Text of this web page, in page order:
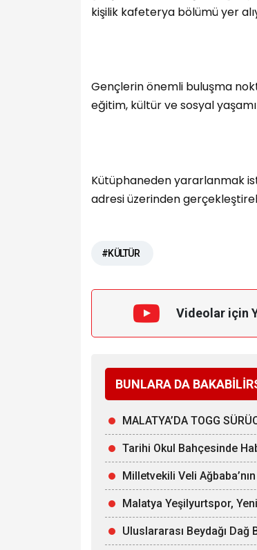
kişilik kafeterya bölümü yer
Gençlerin önemli buluşma
eğitim, kültür ve sosyal
Kütüphaneden yararlanmak
adresi üzerinden
#KÜLTÜR
Videolar için
BUNLARA DA
MALATYA’DA TOGG
Tarihi Okul Bahçesinde
Milletvekili Veli
Malatya Yeşilyurtspor,
Uluslararası Beydağı Dağ